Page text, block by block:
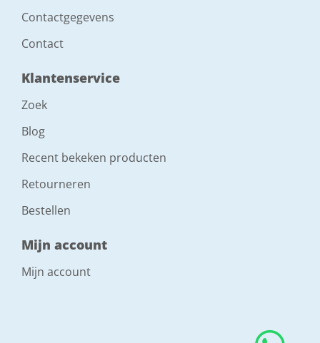
Contactgegevens
Contact
Klantenservice
Zoek
Blog
Recent bekeken producten
Retourneren
Bestellen
Mijn account
Mijn account